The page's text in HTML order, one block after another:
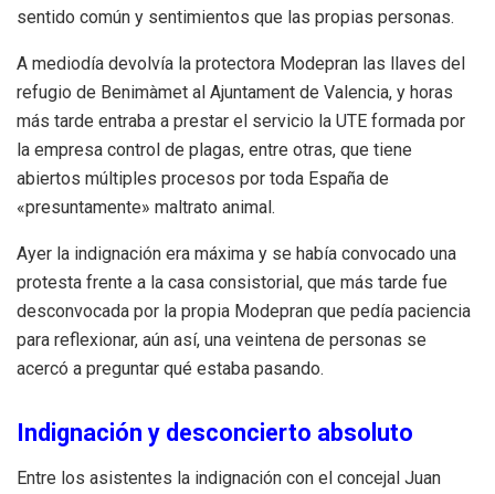
sentido común y sentimientos que las propias personas.
A mediodía devolvía la protectora Modepran las llaves del
refugio de Benimàmet al Ajuntament de Valencia, y horas
más tarde entraba a prestar el servicio la UTE formada por
la empresa control de plagas, entre otras, que tiene
abiertos múltiples procesos por toda España de
«presuntamente» maltrato animal.
Ayer la indignación era máxima y se había convocado una
protesta frente a la casa consistorial, que más tarde fue
desconvocada por la propia Modepran que pedía paciencia
para reflexionar, aún así, una veintena de personas se
acercó a preguntar qué estaba pasando.
Indignación y desconcierto absoluto
Entre los asistentes la indignación con el concejal Juan